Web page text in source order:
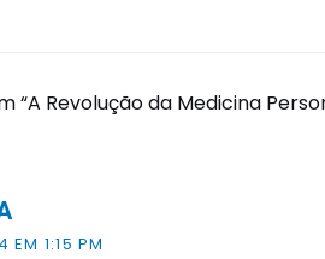
“A Revolução da Medicina
1:15 PM